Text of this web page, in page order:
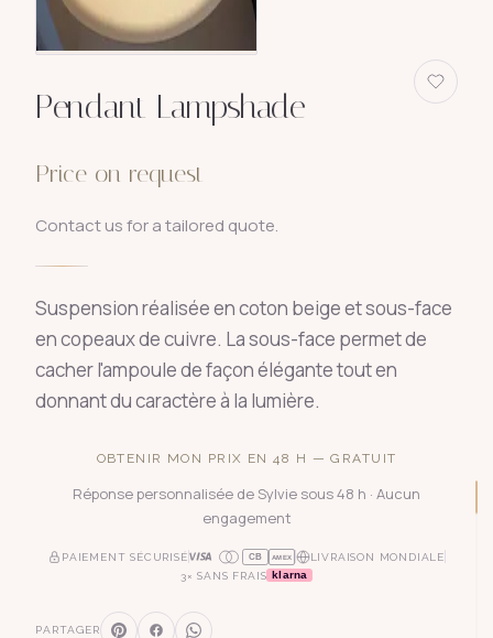
Pendant Lampshade
Price on request
Contact us for a tailored quote.
Suspension réalisée en coton beige et sous-face
en copeaux de cuivre. La sous-face permet de
cacher l'ampoule de façon élégante tout en
donnant du caractère à la lumière.
OBTENIR MON PRIX EN 48 H — GRATUIT
Réponse personnalisée de Sylvie sous 48 h · Aucun
engagement
PAIEMENT SÉCURISÉ CB AMEX
LIVRAISON MONDIALE
3× SANS FRAIS klarna
PARTAGER